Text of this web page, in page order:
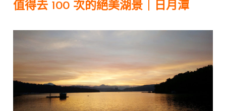
值得去 100 次的絕美湖景｜日月潭